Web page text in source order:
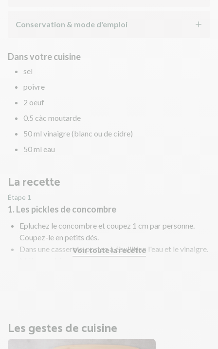
Conservation & mode d'emploi
Dans votre cuisine
sel
poivre
2 oeuf
0.5 càc moutarde
50 ml vinaigre (blanc ou de cidre)
50 ml eau
La recette
Étape 1
1. Les pickles de concombre
Epluchez le concombre et coupez 1 cm par personne.
Coupez-le en petits dés.
Dans une casserole, portez à ébullition l'eau et le vinaigre.
Voir toute la recette
Les gestes de cuisine